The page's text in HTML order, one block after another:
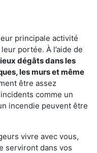
principale activité
portée. À l’aide de
dégâts dans les
les murs et même
être assez
comme un
incendie peuvent être
vivre avec vous,
serviront dans vos